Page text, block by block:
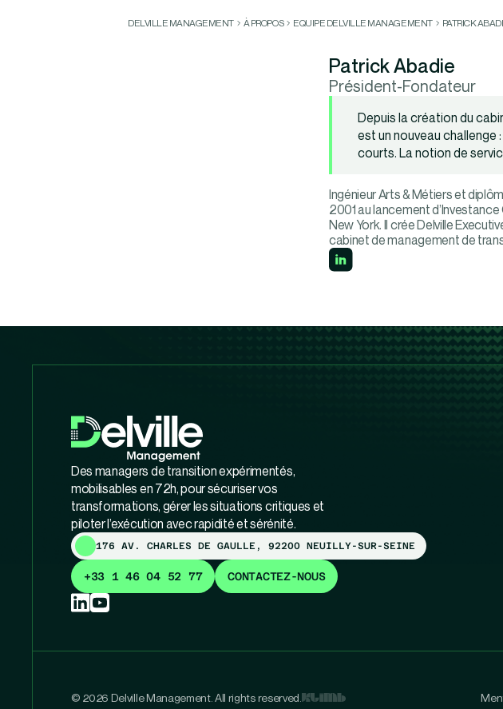
DELVILLE MANAGEMENT À PROPOS EQUIPE DELVILLE MANAGEMENT PATRICK
Patrick Abadie
Président-Fondateur
Depuis la création du
est un nouveau challenge
courts. La notion de
Ingénieur Arts & Métiers et
2001 au lancement
New York. Il crée Delville
cabinet de management de
Des managers de transition expérimentés,
mobilisables en 72h, pour sécuriser vos
transformations, gérer les situations critiques et
piloter l’exécution avec rapidité et sérénité.
176 AV. CHARLES DE GAULLE, 92200 NEUILLY-SUR-SEINE
+33 1 46 04 52 77 CONTACTEZ-NOUS
© 2026 Delville Management. All rights reserved.